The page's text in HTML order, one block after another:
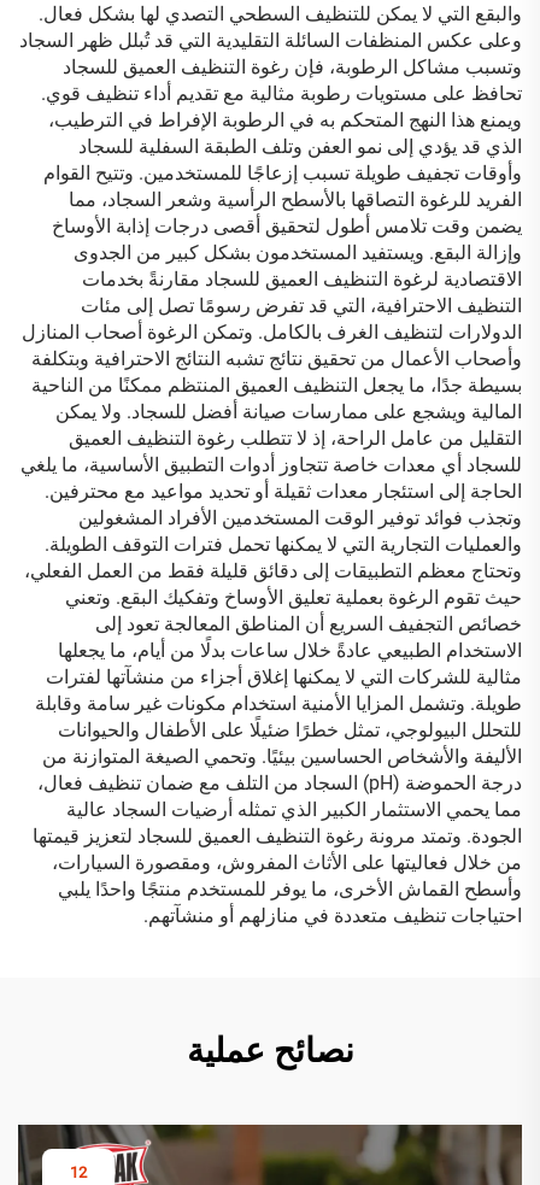
والبقع التي لا يمكن للتنظيف السطحي التصدي لها بشكل فعال.
وعلى عكس المنظفات السائلة التقليدية التي قد تُبلل ظهر السجاد
وتسبب مشاكل الرطوبة، فإن رغوة التنظيف العميق للسجاد
تحافظ على مستويات رطوبة مثالية مع تقديم أداء تنظيف قوي.
ويمنع هذا النهج المتحكم به في الرطوبة الإفراط في الترطيب،
الذي قد يؤدي إلى نمو العفن وتلف الطبقة السفلية للسجاد
وأوقات تجفيف طويلة تسبب إزعاجًا للمستخدمين. وتتيح القوام
الفريد للرغوة التصاقها بالأسطح الرأسية وشعر السجاد، مما
يضمن وقت تلامس أطول لتحقيق أقصى درجات إذابة الأوساخ
وإزالة البقع. ويستفيد المستخدمون بشكل كبير من الجدوى
الاقتصادية لرغوة التنظيف العميق للسجاد مقارنةً بخدمات
التنظيف الاحترافية، التي قد تفرض رسومًا تصل إلى مئات
الدولارات لتنظيف الغرف بالكامل. وتمكن الرغوة أصحاب المنازل
وأصحاب الأعمال من تحقيق نتائج تشبه النتائج الاحترافية وبتكلفة
بسيطة جدًا، ما يجعل التنظيف العميق المنتظم ممكنًا من الناحية
المالية ويشجع على ممارسات صيانة أفضل للسجاد. ولا يمكن
التقليل من عامل الراحة، إذ لا تتطلب رغوة التنظيف العميق
للسجاد أي معدات خاصة تتجاوز أدوات التطبيق الأساسية، ما يلغي
الحاجة إلى استئجار معدات ثقيلة أو تحديد مواعيد مع محترفين.
وتجذب فوائد توفير الوقت المستخدمين الأفراد المشغولين
والعمليات التجارية التي لا يمكنها تحمل فترات التوقف الطويلة.
وتحتاج معظم التطبيقات إلى دقائق قليلة فقط من العمل الفعلي،
حيث تقوم الرغوة بعملية تعليق الأوساخ وتفكيك البقع. وتعني
خصائص التجفيف السريع أن المناطق المعالجة تعود إلى
الاستخدام الطبيعي عادةً خلال ساعات بدلًا من أيام، ما يجعلها
مثالية للشركات التي لا يمكنها إغلاق أجزاء من منشآتها لفترات
طويلة. وتشمل المزايا الأمنية استخدام مكونات غير سامة وقابلة
للتحلل البيولوجي، تمثل خطرًا ضئيلًا على الأطفال والحيوانات
الأليفة والأشخاص الحساسين بيئيًا. وتحمي الصيغة المتوازنة من
درجة الحموضة (pH) السجاد من التلف مع ضمان تنظيف فعال،
مما يحمي الاستثمار الكبير الذي تمثله أرضيات السجاد عالية
الجودة. وتمتد مرونة رغوة التنظيف العميق للسجاد لتعزيز قيمتها
من خلال فعاليتها على الأثاث المفروش، ومقصورة السيارات،
وأسطح القماش الأخرى، ما يوفر للمستخدم منتجًا واحدًا يلبي
احتياجات تنظيف متعددة في منازلهم أو منشآتهم.
نصائح عملية
12